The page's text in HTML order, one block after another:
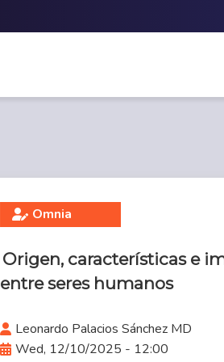
Omnia
Origen, características e
entre seres humanos
Leonardo Palacios Sánchez MD
Wed, 12/10/2025 - 12:00